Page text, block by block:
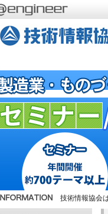
技術情報協会